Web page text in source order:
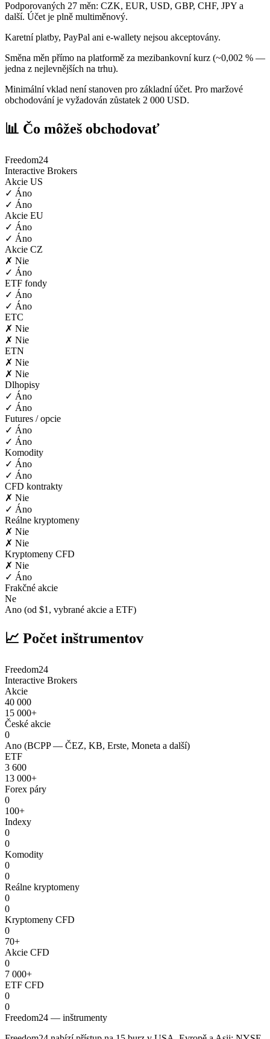
Podporovaných 27 měn: CZK, EUR, USD, GBP, CHF, JPY a
další. Účet je plně multiměnový.
Karetní platby, PayPal ani e-wallety nejsou akceptovány.
Směna měn přímo na platformě za mezibankovní kurz (~0,002 % —
jedna z nejlevnějších na trhu).
Minimální vklad není stanoven pro základní účet. Pro maržové
obchodování je vyžadován zůstatek 2 000 USD.
📊 Čo môžeš obchodovať
Freedom24
Interactive Brokers
Akcie US
✓ Áno
✓ Áno
Akcie EU
✓ Áno
✓ Áno
Akcie CZ
✗ Nie
✓ Áno
ETF fondy
✓ Áno
✓ Áno
ETC
✗ Nie
✗ Nie
ETN
✗ Nie
✗ Nie
Dlhopisy
✓ Áno
✓ Áno
Futures / opcie
✓ Áno
✓ Áno
Komodity
✓ Áno
✓ Áno
CFD kontrakty
✗ Nie
✓ Áno
Reálne kryptomeny
✗ Nie
✗ Nie
Kryptomeny CFD
✗ Nie
✓ Áno
Frakčné akcie
Ne
Ano (od $1, vybrané akcie a ETF)
📈 Počet inštrumentov
Freedom24
Interactive Brokers
Akcie
40 000
15 000+
České akcie
0
Ano (BCPP — ČEZ, KB, Erste, Moneta a další)
ETF
3 600
13 000+
Forex páry
0
100+
Indexy
0
0
Komodity
0
0
Reálne kryptomeny
0
0
Kryptomeny CFD
0
70+
Akcie CFD
0
7 000+
ETF CFD
0
0
Freedom24 — inštrumenty